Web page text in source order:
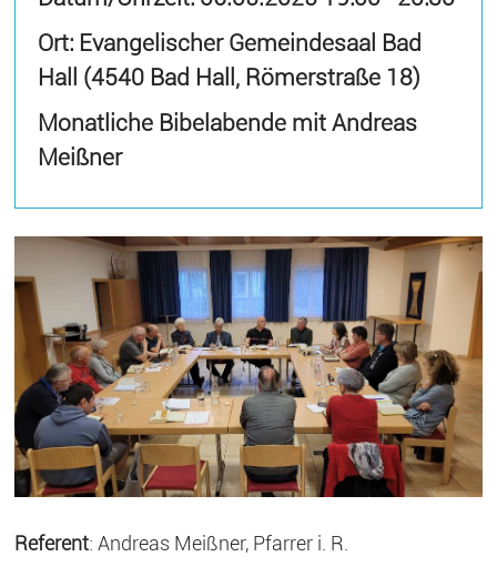
Ort: Evangelischer Gemeindesaal Bad
Hall (4540 Bad Hall, Römerstraße 18)
Monatliche Bibelabende mit Andreas
Meißner
Referent: Andreas Meißner, Pfarrer i. R.